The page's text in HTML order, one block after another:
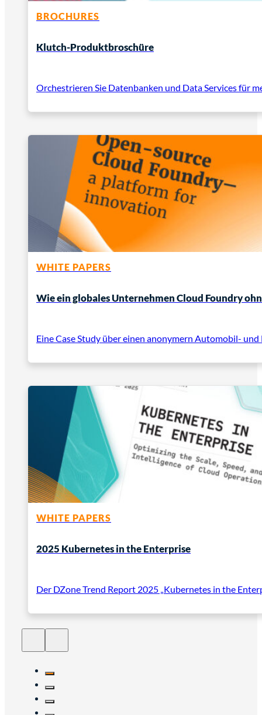
BROCHURES
Klutch-Produktbroschüre
Orchestrieren Sie Datenbanken und Data Services für
WHITE PAPERS
Wie ein globales Unternehmen Cloud Foundry
Eine Case Study über einen anonymern Automobil-
WHITE PAPERS
2025 Kubernetes in the Enterprise
Der DZone Trend Report 2025 „Kubernetes in the